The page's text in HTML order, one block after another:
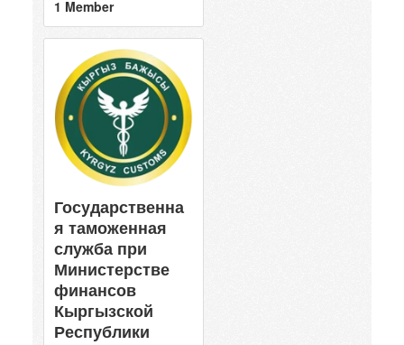
1 Member
Государственна
я таможенная
служба при
Министерстве
финансов
Кыргызской
Республики